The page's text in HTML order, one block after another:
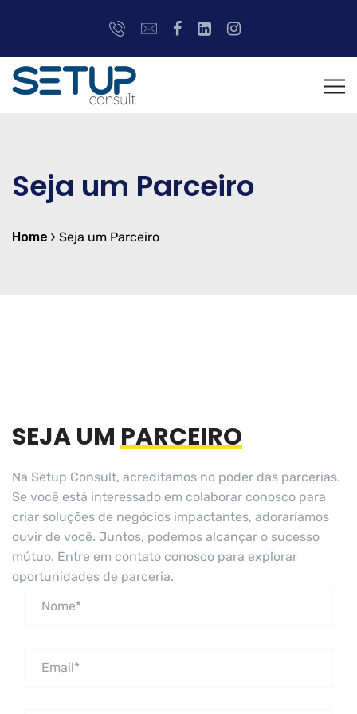
Seja um Parceiro
Home Seja um Parceiro
SEJA UMPARCEIRO
Na Setup Consult, acreditamos no poder das parcerias.
Se você está interessado em colaborar conosco para
criar soluções de negócios impactantes, adoraríamos
ouvir de você. Juntos, podemos alcançar o sucesso
mútuo. Entre em contato conosco para explorar
oportunidades de parceria.